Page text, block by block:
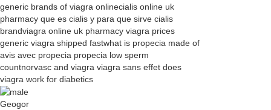
generic brands of viagra onlinecialis online uk
pharmacy que es cialis y para que sirve cialis
brandviagra online uk pharmacy viagra prices
generic viagra shipped fastwhat is propecia made of
avis avec propecia propecia low sperm
countnorvasc and viagra viagra sans effet does
viagra work for diabetics
Geogor